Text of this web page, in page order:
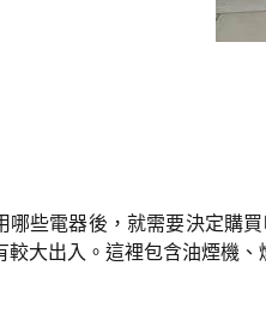
哪些電器後，就需要決定購
較大出入。 這裡包含油煙機、